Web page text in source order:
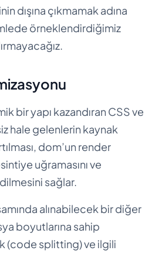
dışına çıkmamak adına
örneklendirdiğimiz
bir yapı kazandıran CSS ve
hale gelenlerin kaynak
dom’un render
uğramasını ve
sağlar.
alınabilecek bir diğer
boyutlarına sahip
(code splitting) ve ilgili